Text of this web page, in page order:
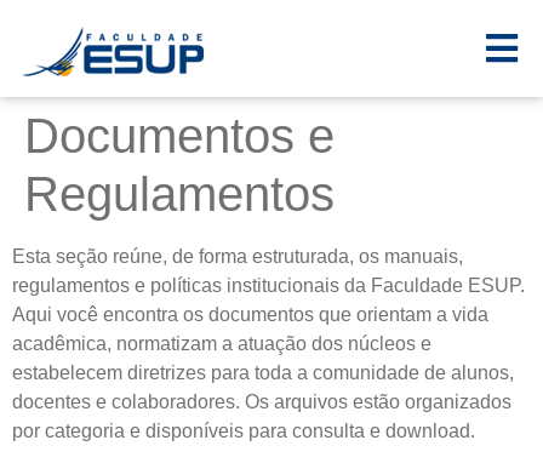
Documentos e
Regulamentos
Esta seção reúne, de forma estruturada, os manuais,
regulamentos e políticas institucionais da Faculdade ESUP.
Aqui você encontra os documentos que orientam a vida
acadêmica, normatizam a atuação dos núcleos e
estabelecem diretrizes para toda a comunidade de alunos,
docentes e colaboradores. Os arquivos estão organizados
por categoria e disponíveis para consulta e download.